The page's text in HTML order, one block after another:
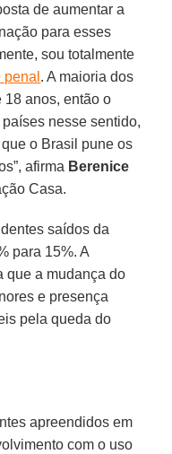
de aumentar a
para esses
sou totalmente
. A maioria dos
18 anos, então o
nesse sentido,
o Brasil pune os
afirma Berenice
Casa.
saídos da
para 15%. A
que a mudança do
e presença
pela queda do
apreendidos em
com o uso